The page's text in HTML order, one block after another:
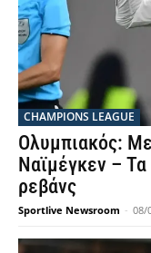
CHAMPIONS LEAGUE
Ολυμπιακός:
Ναϊμέγκεν – Τα
ρεβάνς
Sportlive Newsroom - 08/